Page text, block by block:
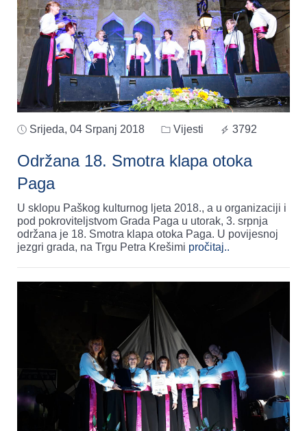
Srijeda, 04 Srpanj 2018 Vijesti 3792
Održana 18. Smotra klapa otoka
Paga
U sklopu Paškog kulturnog ljeta 2018., a u organizaciji i
pod pokroviteljstvom Grada Paga u utorak, 3. srpnja
održana je 18. Smotra klapa otoka Paga. U povijesnoj
jezgri grada, na Trgu Petra Krešimi pročitaj..